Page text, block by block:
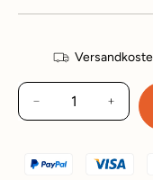
MENGE
+